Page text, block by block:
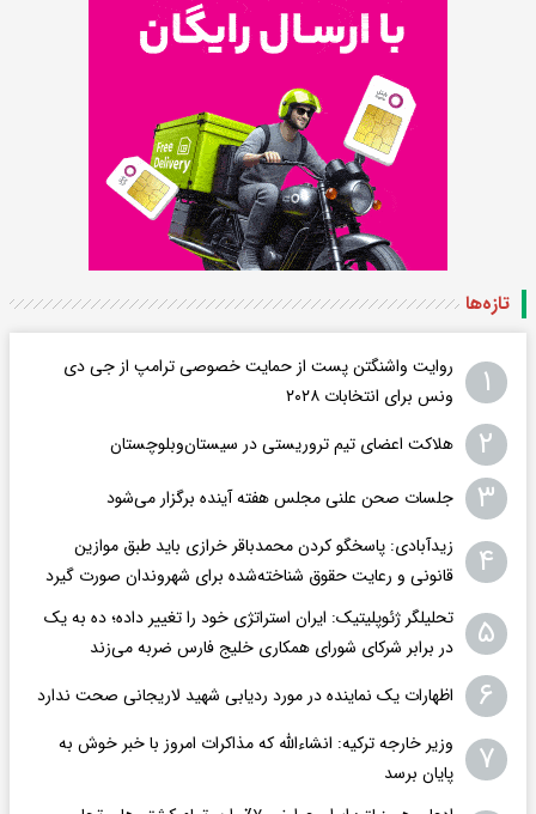
تازه‌ها
۱
روایت واشنگتن پست از حمایت خصوصی ترامپ از جی دی
ونس برای انتخابات ۲۰۲۸
۲ هلاکت اعضای تیم تروریستی در سیستان‌وبلوچستان
۳ جلسات صحن علنی مجلس هفته آینده برگزار می‌شود
۴
زیدآبادی: پاسخگو کردن محمدباقر خرازی باید طبق موازین
قانونی و رعایت حقوق شناخته‌شده برای شهروندان صورت گیرد
۵
تحلیلگر ژئوپلیتیک: ایران استراتژی خود را تغییر داده؛ ده به یک
در برابر شرکای شورای همکاری خلیج فارس ضربه می‌زند
۶ اظهارات یک نماینده در مورد ردیابی شهید لاریجانی صحت ندارد
۷
وزیر خارجه ترکیه: انشاءالله که مذاکرات امروز با خبر خوش به
پایان برسد